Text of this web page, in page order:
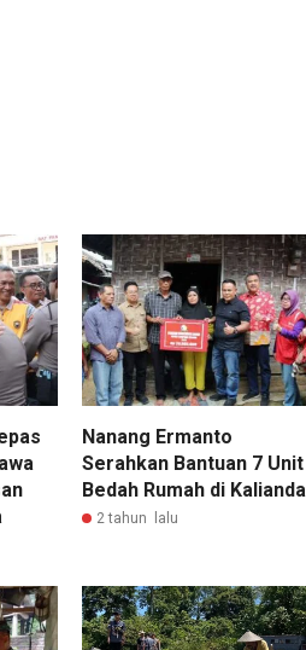
Nanang Ermanto
Serahkan Bantuan 7 Unit
Bedah Rumah di Kalianda
2 tahun lalu